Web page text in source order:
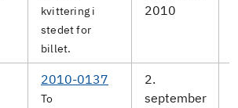
kvittering i
stedet for
billet.
2010
2010-0137
To
2.
september